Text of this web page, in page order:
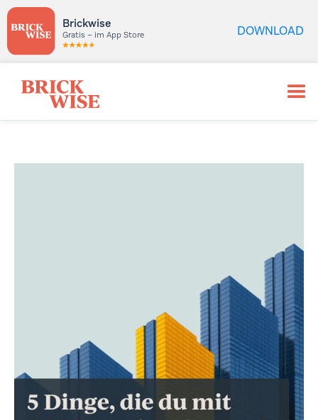
Brickwise
Gratis – im App Store DOWNLOAD